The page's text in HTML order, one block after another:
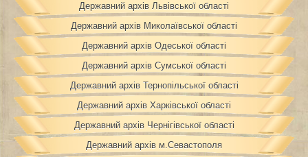
Державний архів Львівської області
Державний архів Миколаївської області
Державний архів Одеської області
Державний архів Сумської області
Державний архів Тернопільської області
Державний архів Харківської області
Державний архів Чернігівської області
Державний архів м.Севастополя